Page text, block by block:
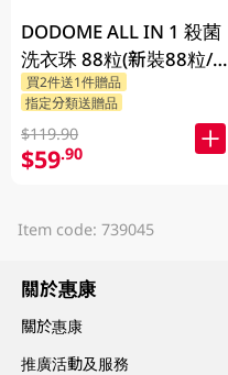
DODOME ALL IN 1 殺菌
洗衣珠 88粒(新裝88粒/舊
裝72粒隨機發貨)
買2件送1件贈品
指定分類送贈品
$119.90
$59.90
Item code: 739045
關於惠康
關於惠康
推廣活動及服務